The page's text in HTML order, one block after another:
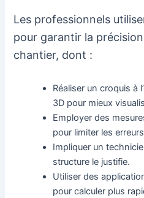
Les professionnels
pour garantir la
chantier, dont :
Réaliser un croquis à
3D pour mieux
Employer des
pour limiter les
Impliquer un
structure le justifie.
Utiliser des
pour calculer plus